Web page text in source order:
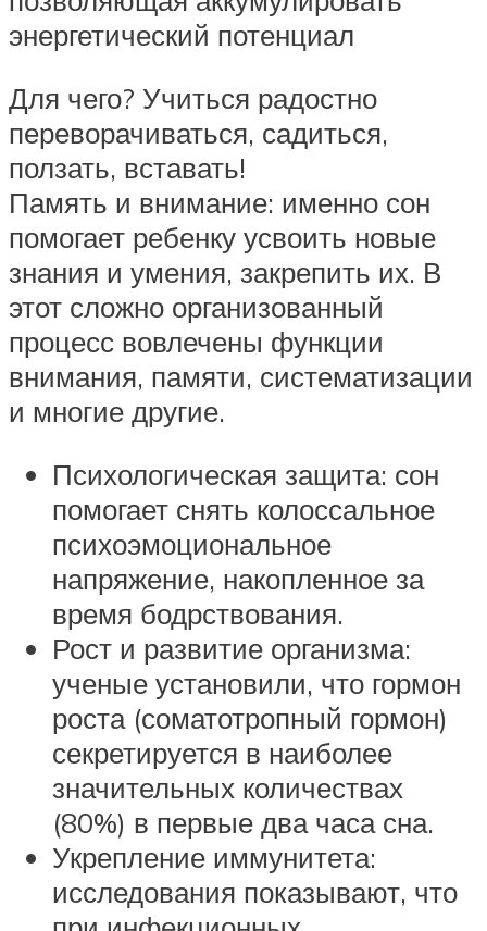
энергетический потенциал
Для чего? Учиться радостно
переворачиваться, садиться,
ползать, вставать!
Память и внимание: именно сон
помогает ребенку усвоить новые
знания и умения, закрепить их. В
этот сложно организованный
процесс вовлечены функции
внимания, памяти, систематизации
и многие другие.
Психологическая защита: сон
помогает снять колоссальное
психоэмоциональное
напряжение, накопленное за
время бодрствования.
Рост и развитие организма:
ученые установили, что гормон
роста (соматотропный гормон)
секретируется в наиболее
значительных количествах
(80%) в первые два часа сна.
Укрепление иммунитета:
исследования показывают, что